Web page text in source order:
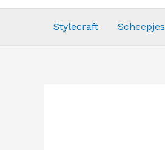
Stylecraft Scheepjes